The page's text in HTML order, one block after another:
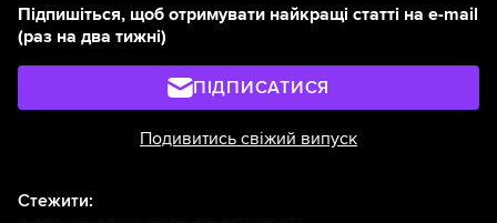
Підпишіться, щоб отримувати найкращі статті на e-mail
(раз на два тижні)
ПІДПИСАТИСЯ
Подивитись свіжий випуск
Стежити: